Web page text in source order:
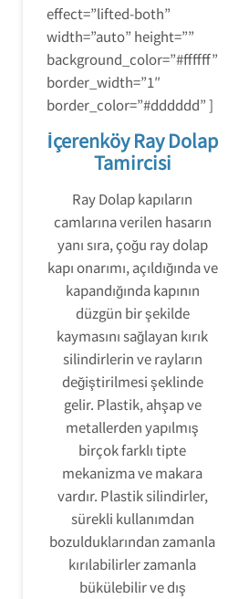
effect=”lifted-both”
width=”auto” height=””
background_color=”#ffffff”
border_width=”1″
border_color=”#dddddd” ]
İçerenköy Ray Dolap
Tamircisi
Ray Dolap kapıların
camlarına verilen hasarın
yanı sıra, çoğu ray dolap
kapı onarımı, açıldığında ve
kapandığında kapının
düzgün bir şekilde
kaymasını sağlayan kırık
silindirlerin ve rayların
değiştirilmesi şeklinde
gelir. Plastik, ahşap ve
metallerden yapılmış
birçok farklı tipte
mekanizma ve makara
vardır. Plastik silindirler,
sürekli kullanımdan
bozulduklarından zamanla
kırılabilirler zamanla
bükülebilir ve dış